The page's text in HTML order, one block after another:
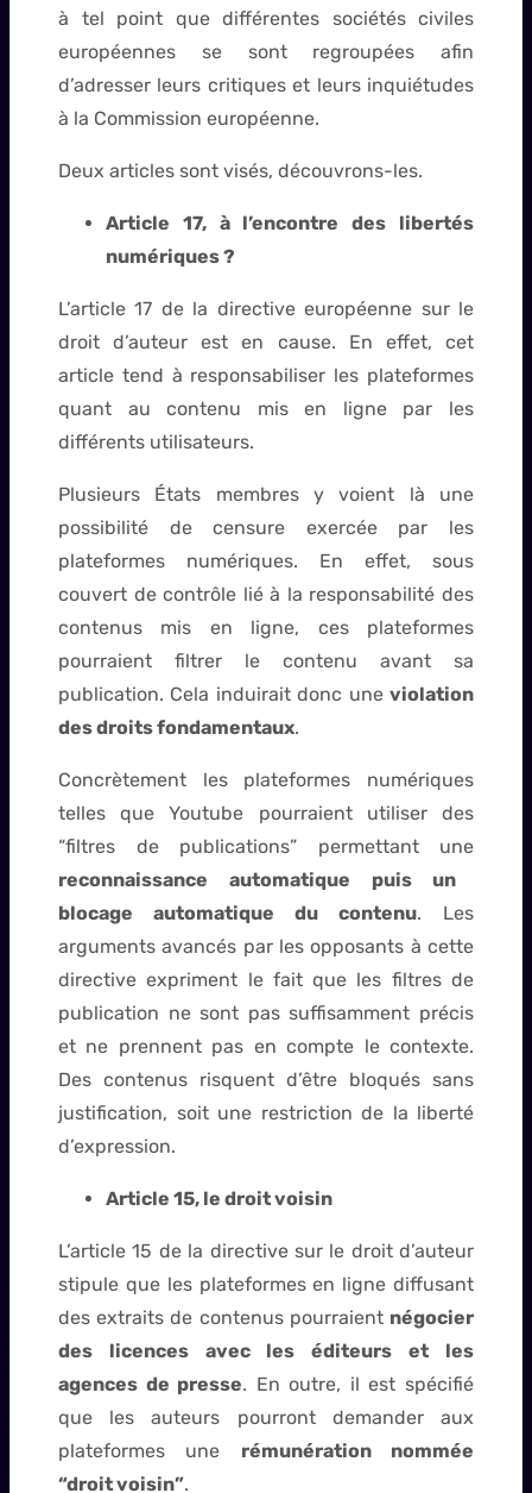
à tel point que différentes sociétés civiles
européennes se sont regroupées afin
d’adresser leurs critiques et leurs inquiétudes
à la Commission européenne.
Deux articles sont visés, découvrons-les.
Article 17, à l’encontre des libertés
numériques ?
L’article 17 de la directive européenne sur le
droit d’auteur est en cause. En effet, cet
article tend à responsabiliser les plateformes
quant au contenu mis en ligne par les
différents utilisateurs.
Plusieurs États membres y voient là une
possibilité de censure exercée par les
plateformes numériques. En effet, sous
couvert de contrôle lié à la responsabilité des
contenus mis en ligne, ces plateformes
pourraient filtrer le contenu avant sa
publication. Cela induirait donc une violation
des droits fondamentaux.
Concrètement les plateformes numériques
telles que Youtube pourraient utiliser des
“filtres de publications” permettant une
reconnaissance automatique puis un
blocage automatique du contenu. Les
arguments avancés par les opposants à cette
directive expriment le fait que les filtres de
publication ne sont pas suffisamment précis
et ne prennent pas en compte le contexte.
Des contenus risquent d’être bloqués sans
justification, soit une restriction de la liberté
d’expression.
Article 15, le droit voisin
L’article 15 de la directive sur le droit d’auteur
stipule que les plateformes en ligne diffusant
des extraits de contenus pourraient négocier
des licences avec les éditeurs et les
agences de presse. En outre, il est spécifié
que les auteurs pourront demander aux
plateformes une rémunération nommée
“droit voisin”.